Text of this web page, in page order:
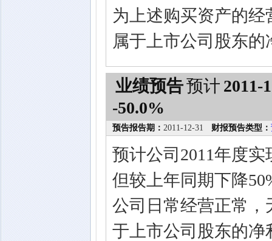
为上述购买资产的经
属于上市公司股东的
业绩预告预计 2011-
-50.0%
预告报告期： 2011-12-31 财报预告类型：
预计公司2011年度
但较上年同期下降
公司日常经营正常，
于上市公司股东的净